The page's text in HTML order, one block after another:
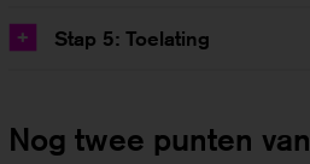
+ Stap 5: Toelating
Nog twee punten